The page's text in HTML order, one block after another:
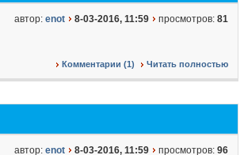
автор: enot 8-03-2016, 11:59 просмотров: 81
Комментарии (1) Читать полностью
автор: enot 8-03-2016, 11:59 просмотров: 96